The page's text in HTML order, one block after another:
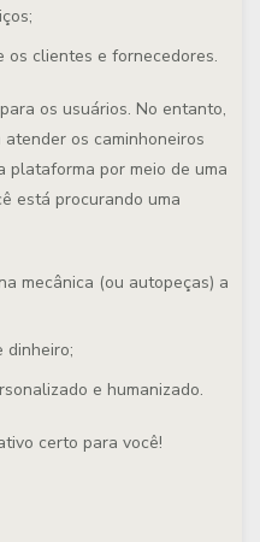
os clientes e fornecedores.
os usuários. No entanto,
os caminhoneiros
plataforma por meio de uma
está procurando uma
mecânica (ou autopeças) a
dinheiro;
e humanizado.
certo para você!